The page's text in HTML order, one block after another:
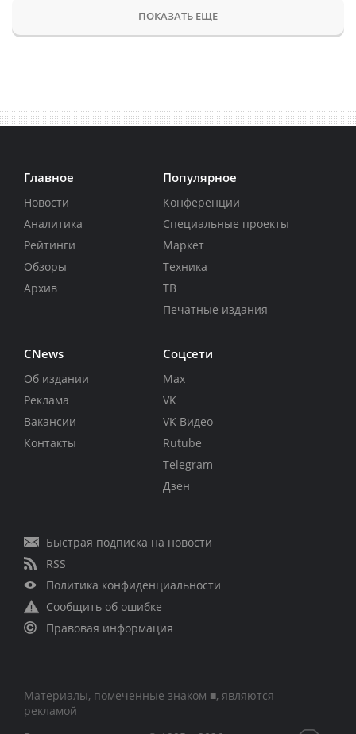
ПОКАЗАТЬ ЕЩЕ
Главное
Новости
Аналитика
Рейтинги
Обзоры
Архив
Популярное
Конференции
Специальные проекты
Маркет
Техника
ТВ
Печатные издания
CNews
Об издании
Реклама
Вакансии
Контакты
Соцсети
Max
VK
VK Видео
Rutube
Telegram
Дзен
Быстрая подписка на новости
RSS
Политика конфиденциальности
Сообщить об ошибке
Правовая информация
Материалы, помеченные знаком ■, являются
рекламой